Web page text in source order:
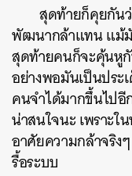
สุดท้ายก็คุยกัน
พัฒนากล้าแทน แม้
สุดท้ายคนก็จะคุ้นหูกั
อย่างพอมันเป็นประ
คนจำได้มากขึ้นไป
น่าสนใจนะ เพราะใ
อาศัยความกล้าจริง
รื้อระบบ